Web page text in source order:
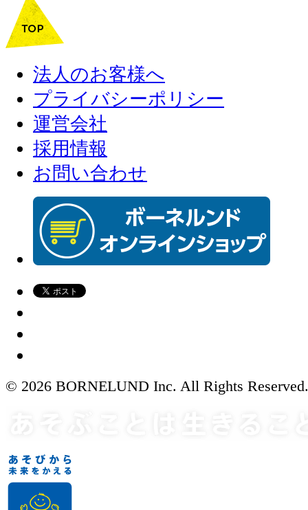
法人のお客様へ
プライバシーポリシー
運営会社
採用情報
お問い合わせ
© 2026 BORNELUND Inc. All Rights Reserved.